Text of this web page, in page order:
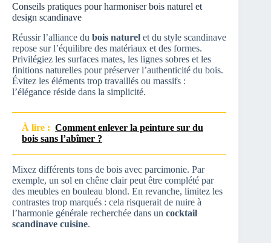
Conseils pratiques pour harmoniser bois naturel et
design scandinave
Réussir l’alliance du bois naturel et du style scandinave
repose sur l’équilibre des matériaux et des formes.
Privilégiez les surfaces mates, les lignes sobres et les
finitions naturelles pour préserver l’authenticité du bois.
Évitez les éléments trop travaillés ou massifs :
l’élégance réside dans la simplicité.
À lire : Comment enlever la peinture sur du
bois sans l’abîmer ?
Mixez différents tons de bois avec parcimonie. Par
exemple, un sol en chêne clair peut être complété par
des meubles en bouleau blond. En revanche, limitez les
contrastes trop marqués : cela risquerait de nuire à
l’harmonie générale recherchée dans un cocktail
scandinave cuisine.